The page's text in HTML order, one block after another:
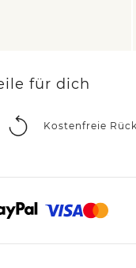
für dich
Kostenfreie